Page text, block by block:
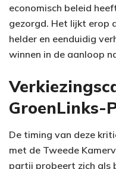
economisch beleid
gezorgd. Het lijkt erop
helder en eenduidig
winnen in de aanloop
GroenLinks-
De timing van deze
met de Tweede
partij probeert zich